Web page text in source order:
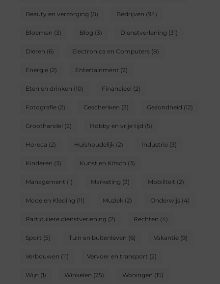
Beauty en verzorging (8) Bedrijven (94)
Bloemen (3) Blog (3) Dienstverlening (31)
Dieren (6) Electronica en Computers(8)
Energie(2) Entertainment (2)
Eten en drinken (10) Financieel (2)
Fotografie(2) Geschenken (3) Gezondheid (12)
Groothandel (2) Hobby en vrije tijd (5)
Horeca (2) Huishoudelijk (2) Industrie(3)
Kinderen (3) Kunst en Kitsch (3)
Management (1) Marketing (3) Mobiliteit (2)
Mode en Kleding (11) Muziek (2) Onderwijs(4)
Particuliere dienstverlening (2) Rechten (4)
Sport (5) Tuin en buitenleven (6) Vakantie(9)
Verbouwen (11) Vervoer en transport (2)
Wijn (1) Winkelen (25) Woningen (15)